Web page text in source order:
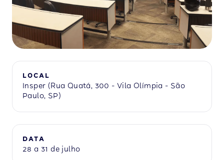
LOCAL
Insper (Rua Quatá, 300 - Vila Olímpia - São
Paulo, SP)
DATA
28 a 31 de julho